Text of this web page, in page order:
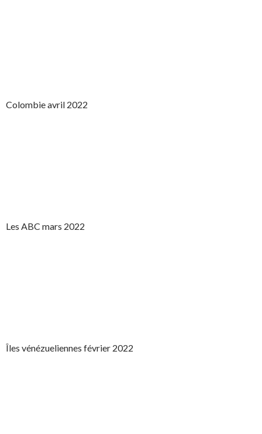
Colombie avril 2022
Les ABC mars 2022
Îles vénézueliennes février 2022